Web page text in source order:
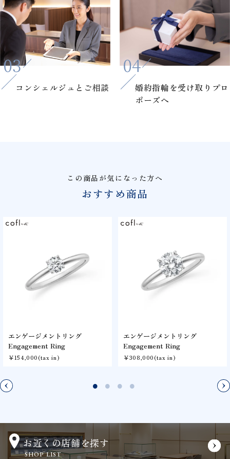
コンシェルジュと ご相談 婚約指輪を受け取りプロ
ポーズへ
この商品が気になった方へ
おすすめ商品
エンゲージメントリング
Engagement Ring
￥154,000(tax in)
エンゲージメントリング
Engagement Ring
￥308,000(tax in)
お近くの店舗を探す
SHOP LIST